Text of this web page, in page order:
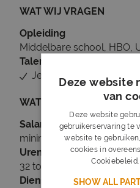
WAT WIJ VRAGEN
Opleiding
Middelbare school, HBO,
Talen
Je beheerst Nederlands
WAT WIJ BIEDEN
Salaris
minimaal € 28,31
Uren
32 tot 36 uur per week
Dienstverband
Deze website
van
Deze website
gebruikerservaring te
website te
cookies in
Cookiebeleid.
SHOW ALL